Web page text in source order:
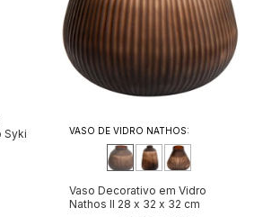
Syki
VASO DE VIDRO NATHOS:
Vaso Decorativo em Vidro
Nathos II 28 x 32 x 32 cm